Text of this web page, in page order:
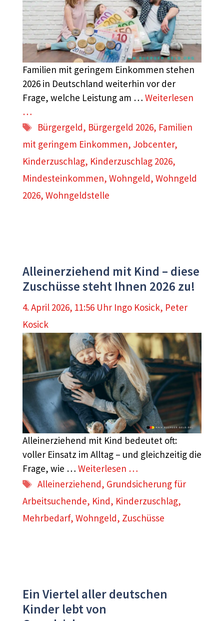
Familien mit geringem Einkommen stehen
2026 in Deutschland weiterhin vor der
Frage, welche Leistung am … Weiterlesen
…
Schlagwörter
Bürgergeld, Bürgergeld 2026, Familien
mit geringem Einkommen, Jobcenter,
Kinderzuschlag, Kinderzuschlag 2026,
Mindesteinkommen, Wohngeld, Wohngeld
2026, Wohngeldstelle
Alleinerziehend mit Kind – diese
Zuschüsse steht Ihnen 2026 zu!
4. April 2026, 11:56 Uhr Ingo Kosick, Peter
Kosick
Alleinerziehend mit Kind bedeutet oft:
voller Einsatz im Alltag – und gleichzeitig die
Frage, wie … Weiterlesen …
Schlagwörter
Alleinerziehend, Grundsicherung für
Arbeitsuchende, Kind, Kinderzuschlag,
Mehrbedarf, Wohngeld, Zuschüsse
Ein Viertel aller deutschen
Kinder lebt von